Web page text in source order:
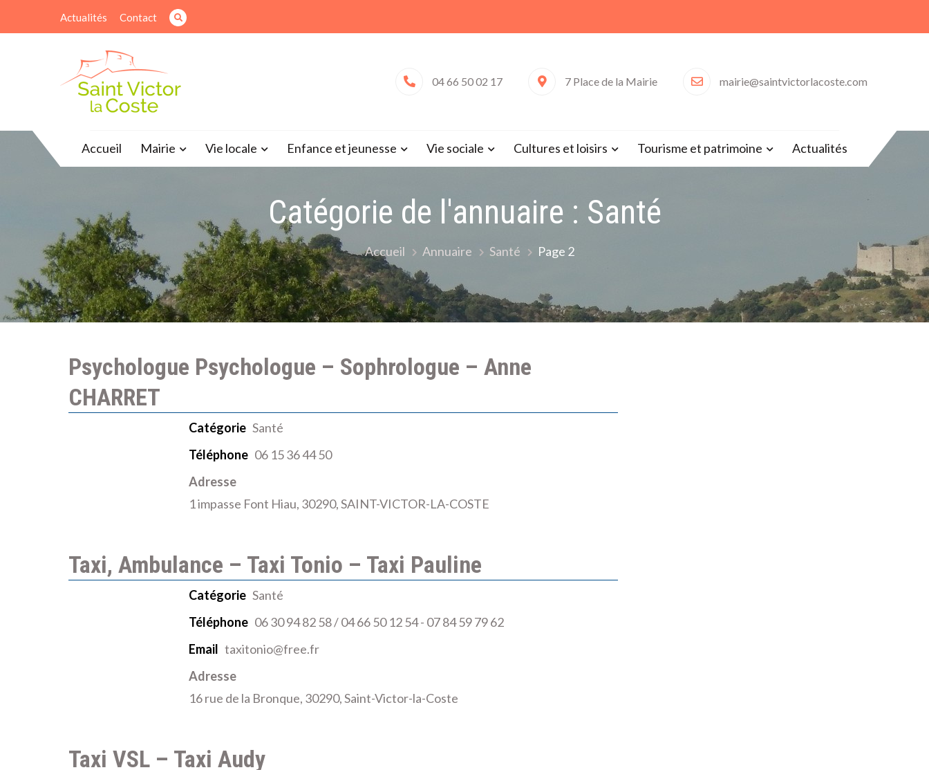
Actualités Contact
04 66 50 02 17 7 Place de la Mairie mairie@saintvictorlacoste.com
Accueil Mairie Vie locale Enfance et jeunesse Vie sociale Cultures et loisirs Tourisme et patrimoine Actualités
Catégorie de l'annuaire : Santé
Accueil Annuaire Santé Page 2
Psychologue Psychologue – Sophrologue – Anne
CHARRET
Catégorie Santé
Téléphone 06 15 36 44 50
Adresse
1 impasse Font Hiau, 30290, SAINT-VICTOR-LA-COSTE
Taxi, Ambulance – Taxi Tonio – Taxi Pauline
Catégorie Santé
Téléphone 06 30 94 82 58 / 04 66 50 12 54 - 07 84 59 79 62
Email taxitonio@free.fr
Adresse
16 rue de la Bronque, 30290, Saint-Victor-la-Coste
Taxi VSL – Taxi Audy